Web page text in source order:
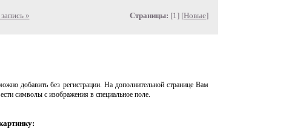
» Страницы: [1] [Новые]
добавить без регистрации. На дополнительной странице Вам
символы с изображения в специальное поле.